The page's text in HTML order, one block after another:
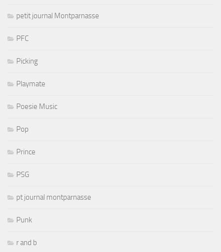
petit journal Montparnasse
PFC
Picking
Playmate
Poesie Music
Pop
Prince
PSG
pt journal montparnasse
Punk
r and b